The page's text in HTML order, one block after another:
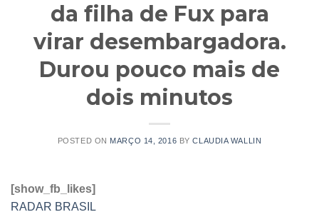
da filha de Fux para
virar desembargadora.
Durou pouco mais de
dois minutos
POSTED ON MARÇO 14, 2016 BYCLAUDIA WALLIN
[show_fb_likes]
RADAR BRASIL